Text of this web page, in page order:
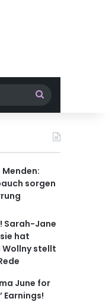
for
Menden:
sorgen
Sarah-Jane
hat
Wollny stellt
June for
Earnings!